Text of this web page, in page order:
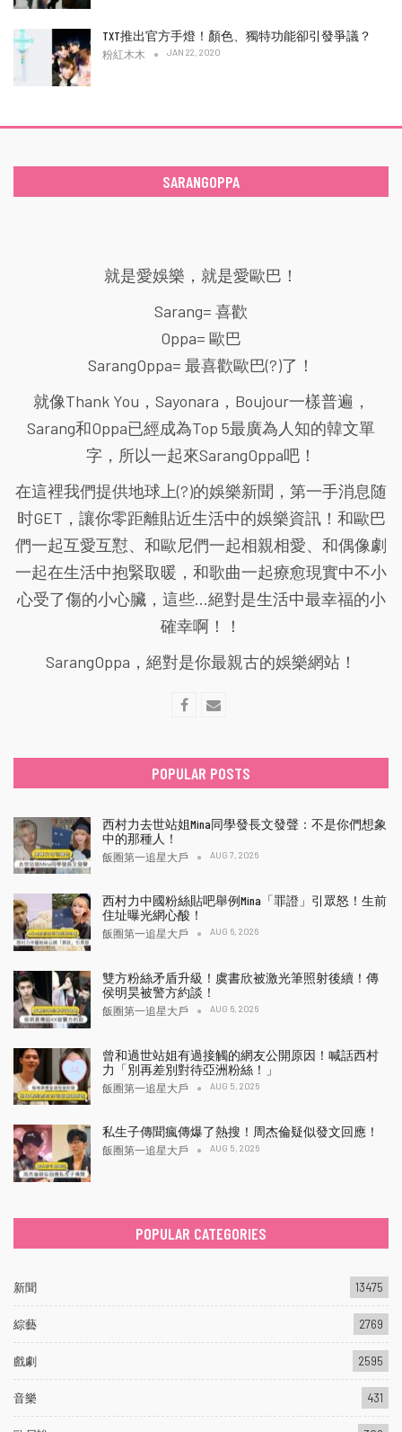
TXT推出官方手燈！顏色、獨特功能卻引發爭議？
粉紅木木 JAN 22, 2020
SARANGOPPA
就是愛娛樂，就是愛歐巴！
Sarang= 喜歡
Oppa= 歐巴
SarangOppa= 最喜歡歐巴(?)了！
就像Thank You，Sayonara，Boujour一樣普遍，
Sarang和Oppa已經成為Top 5最廣為人知的韓文單
字，所以一起來SarangOppa吧！
在這裡我們提供地球上(?)的娛樂新聞，第一手消息随
时GET，讓你零距離貼近生活中的娛樂資訊！和歐巴
們一起互愛互懟、和歐尼們一起相親相愛、和偶像劇
一起在生活中抱緊取暖，和歌曲一起療愈現實中不小
心受了傷的小心臟，這些...絕對是生活中最幸福的小
確幸啊！！
SarangOppa，絕對是你最親古的娛樂網站！
POPULAR POSTS
西村力去世站姐Mina同學發長文發聲：不是你們想象
中的那種人！
飯圈第一追星大戶 AUG 7, 2026
西村力中國粉絲貼吧舉例Mina「罪證」引眾怒！生前
住址曝光網心酸！
飯圈第一追星大戶 AUG 6, 2026
雙方粉絲矛盾升級！虞書欣被激光筆照射後續！傳
侯明昊被警方約談！
飯圈第一追星大戶 AUG 6, 2026
曾和過世站姐有過接觸的網友公開原因！喊話西村
力「別再差別對待亞洲粉絲！」
飯圈第一追星大戶 AUG 5, 2026
私生子傳聞瘋傳爆了熱搜！周杰倫疑似發文回應！
飯圈第一追星大戶 AUG 5, 2026
POPULAR CATEGORIES
新聞 13475
綜藝 2769
戲劇 2595
音樂 431